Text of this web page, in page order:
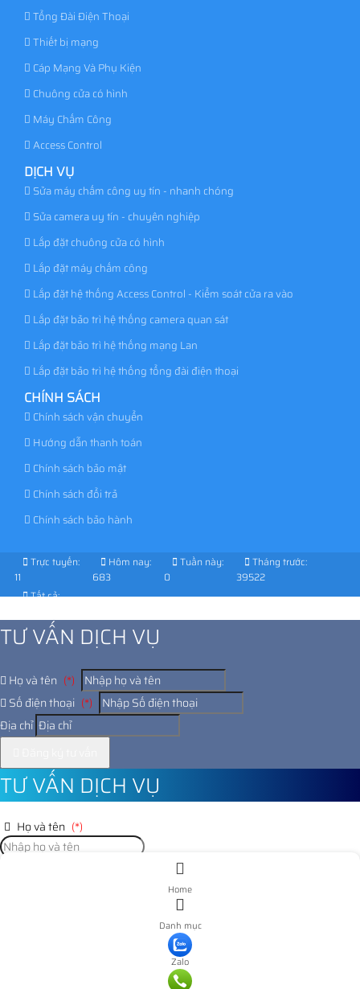
Tổng Đài Điện Thoại
Thiết bị mạng
Cáp Mạng Và Phụ Kiện
Chuông cửa có hình
Máy Chấm Công
Access Control
DỊCH VỤ
Sửa máy chấm công uy tín - nhanh chóng
Sửa camera uy tín - chuyên nghiệp
Lắp đặt chuông cửa có hình
Lắp đặt máy chấm công
Lắp đặt hệ thống Access Control - Kiểm soát cửa ra vào
Lắp đặt bảo trì hệ thống camera quan sát
Lắp đặt bảo trì hệ thống mạng Lan
Lắp đặt bảo trì hệ thống tổng đài điện thoại
CHÍNH SÁCH
Chính sách vận chuyển
Hướng dẫn thanh toán
Chính sách bảo mật
Chính sách đổi trả
Chính sách bảo hành
Trực tuyến:
11
Hôm nay:
683
Tuần này:
0
Tháng trước:
39522
Tất cả:
TƯ VẤN DỊCH VỤ
Họ và tên (*)
Số điện thoại (*)
Địa chỉ
TƯ VẤN DỊCH VỤ
Họ và tên (*)
Home
Danh mục
Zalo